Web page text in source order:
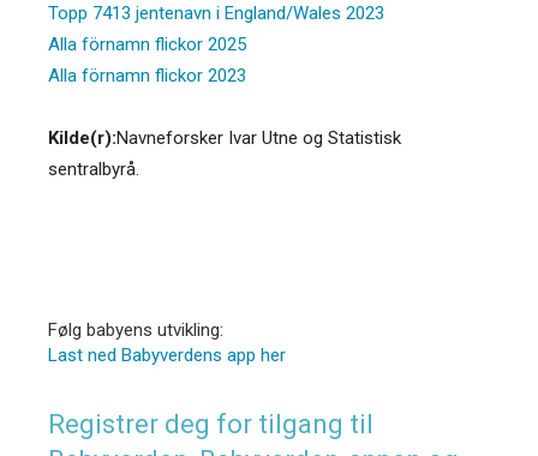
Topp 7413 jentenavn i England/Wales 2023
Alla förnamn flickor 2025
Alla förnamn flickor 2023
Kilde(r):Navneforsker Ivar Utne og Statistisk
sentralbyrå.
Følg babyens utvikling:
Last ned Babyverdens app her
Registrer deg for tilgang til